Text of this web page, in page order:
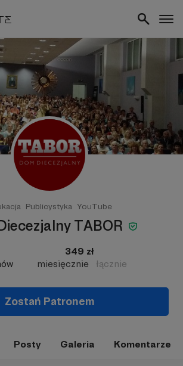
Publicystyka YouTube
TABOR
349 zł
miesięcznie
łącznie
Zostań Patronem
Posty Galeria Komentarze